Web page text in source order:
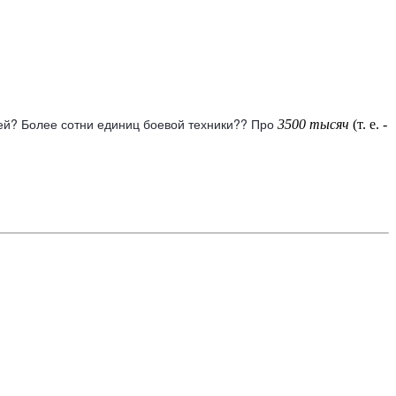
Более сотни единиц боевой техники?? Про 3500 тысяч (т. е. -